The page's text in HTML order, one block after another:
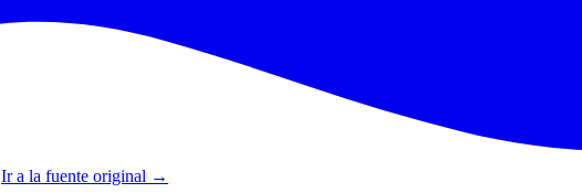
Ir a la fuente original →